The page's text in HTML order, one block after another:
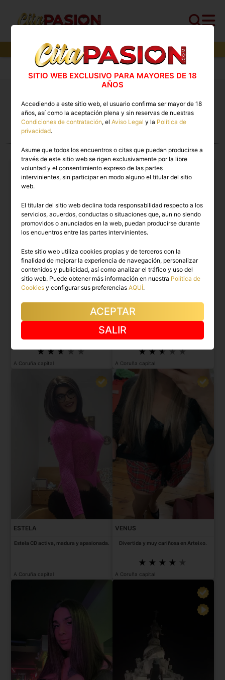
perfiles,9perfiles verificados y5con video
Cita PASION.COM
>Travestis >A Coruña
Travestis A Coruña 🔥 Escorts trans con vídeos
reales disponibles ahora
Espectacular trans con muchas ganas
ahora mismo.
A Coruña capital
GABRIELA LEAL
A Coruña capital
ESTELA
Estela CD activa, madura y apasionada.
A Coruña capital
VENUS
Divertida y muy cariñosa en Arteixo.
A Coruña capital
SITIO WEB EXCLUSIVO PARA MAYORES DE 18
AÑOS
Accediendo a este sitio web, el usuario confirma ser mayor de 18
años, así como la aceptación plena y sin reservas de nuestras
Condiciones de contratación, elAviso Legal y la Política de
privacidad.
Asume que todos los encuentros o citas que puedan producirse a
través de este sitio web se rigen exclusivamente por la libre
voluntad y el consentimiento expreso de las partes
intervinientes, sin participar en modo alguno el titular del sitio
web.
El titular del sitio web declina toda responsabilidad respecto a los
servicios, acuerdos, conductas o situaciones que, aun no siendo
promovidos o anunciados en la web, puedan producirse durante
los encuentros entre las partes intervinientes.
Este sitio web utiliza cookies propias y de terceros con la
finalidad de mejorar la experiencia de navegación, personalizar
contenidos y publicidad, así como analizar el tráfico y uso del
sitio web. Puede obtener más información en nuestra Política de
Cookies y configurar sus preferenciasAQUÍ.
ACEPTAR
SALIR